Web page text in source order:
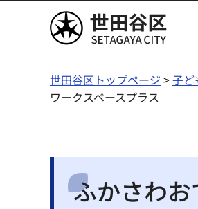
世田谷区
世田谷区トップページ >子ど
ワークスペースプラス
ふかさわ